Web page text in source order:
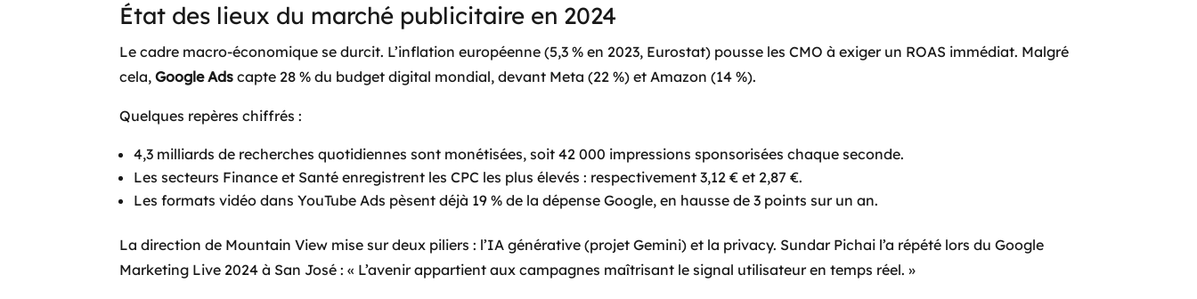
État des lieux du marché publicitaire en 2024
Le cadre macro-économique se durcit. L’inflation européenne (5,3 % en 2023, Eurostat) pousse les CMO à exiger un ROAS immédiat. Malgré
cela,Google Ads capte 28 % du budget digital mondial, devant Meta (22 %) et Amazon (14 %).
Quelques repères chiffrés :
4,3 milliards de recherches quotidiennes sont monétisées, soit 42 000 impressions sponsorisées chaque seconde.
Les secteurs Finance et Santé enregistrent les CPC les plus élevés : respectivement 3,12 € et 2,87 €.
Les formats vidéo dans YouTube Ads pèsent déjà 19 % de la dépense Google, en hausse de 3 points sur un an.
La direction de Mountain View mise sur deux piliers : l’IA générative (projet Gemini) et la privacy. Sundar Pichai l’a répété lors du Google
Marketing Live 2024 à San José : « L’avenir appartient aux campagnes maîtrisant le signal utilisateur en temps réel. »